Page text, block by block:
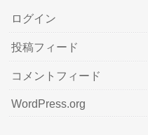
ログイン
投稿フィード
コメントフィード
WordPress.org